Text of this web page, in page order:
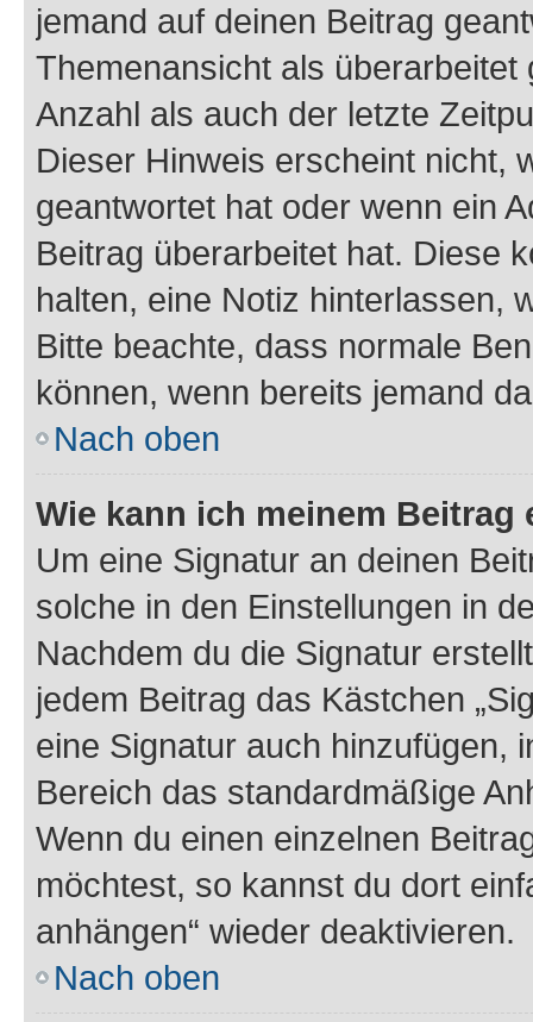
jemand auf deinen Beitrag
Themenansicht als
Anzahl als auch der letzte
Dieser Hinweis erscheint nicht,
geantwortet hat oder wenn ein
Beitrag überarbeitet hat. Diese
halten, eine Notiz hinterlassen,
Bitte beachte, dass normale
können, wenn bereits jemand
Nach oben
Wie kann ich meinem
Um eine Signatur an deinen
solche in den Einstellungen in
Nachdem du die Signatur
jedem Beitrag das Kästchen
eine Signatur auch hinzufügen,
Bereich das standardmäßige
Wenn du einen einzelnen
möchtest, so kannst du dort
anhängen“ wieder deaktivieren.
Nach oben